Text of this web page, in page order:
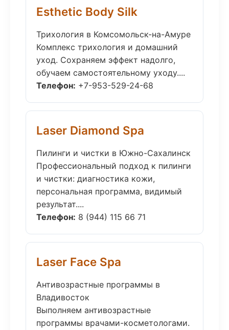
Esthetic Body Silk
Трихология в Комсомольск-на-Амуре
Комплекс трихология и домашний
уход. Сохраняем эффект надолго,
обучаем самостоятельному уходу....
Телефон: +7-953-529-24-68
Laser Diamond Spa
Пилинги и чистки в Южно-Сахалинск
Профессиональный подход к пилинги
и чистки: диагностика кожи,
персональная программа, видимый
результат....
Телефон: 8 (944) 115 66 71
Laser Face Spa
Антивозрастные программы в
Владивосток
Выполняем антивозрастные
программы врачами-косметологами.